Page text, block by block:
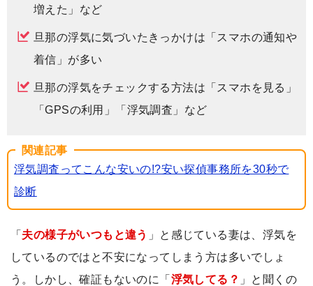
増えた」など
旦那の浮気に気づいたきっかけは「スマホの通知や
着信」が多い
旦那の浮気をチェックする方法は「スマホを見る」
「GPSの利用」「浮気調査」など
関連記事
浮気調査ってこんな安いの!?安い探偵事務所を30秒で
診断
「 夫の様子がいつもと違う 」と感じている妻は、浮気を
しているのではと不安になってしまう方は多いでしょ
う。しかし、確証もないのに「 浮気してる？ 」と聞くの